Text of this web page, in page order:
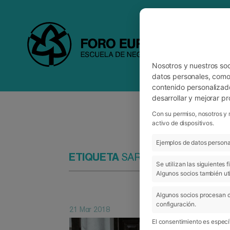
ETIQUETASARA GONZÁLEZ
21 Mar 2018
Nosotros y nuestros
datos personales,
contenido
desarrollar y mejorar
Con su permiso, nosotros
activo de dispositivos.
Ejemplos de datos
Se utilizan las siguientes
Algunos socios también
Algunos socios procesan
configuración.
El consentimiento es